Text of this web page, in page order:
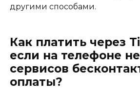
другими способами.
Как платить через
если на телефоне
сервисов
оплаты?